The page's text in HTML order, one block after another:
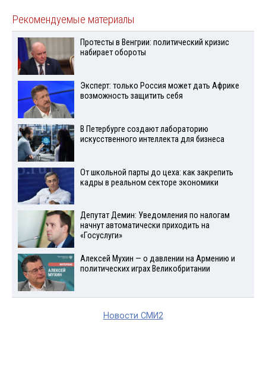
Рекомендуемые материалы
Протесты в Венгрии: политический кризис
набирает обороты
Эксперт: только Россия может дать Африке
возможность защитить себя
В Петербурге создают лабораторию
искусственного интеллекта для бизнеса
От школьной парты до цеха: как закрепить
кадры в реальном секторе экономики
Депутат Демин: Уведомления по налогам
начнут автоматически приходить на
«Госуслуги»
Алексей Мухин — о давлении на Армению и
политических играх Великобритании
Новости СМИ2